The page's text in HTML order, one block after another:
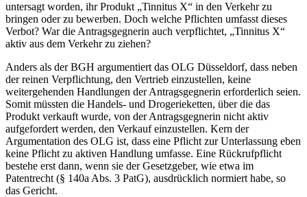
untersagt worden, ihr Produkt „Tinnitus X“ in den Verkehr zu
bringen oder zu bewerben. Doch welche Pflichten umfasst dieses
Verbot? War die Antragsgegnerin auch verpflichtet, „Tinnitus X“
aktiv aus dem Verkehr zu ziehen?
Anders als der BGH argumentiert das OLG Düsseldorf, dass neben
der reinen Verpflichtung, den Vertrieb einzustellen, keine
weitergehenden Handlungen der Antragsgegnerin erforderlich seien.
Somit müssten die Handels- und Drogerieketten, über die das
Produkt verkauft wurde, von der Antragsgegnerin nicht aktiv
aufgefordert werden, den Verkauf einzustellen. Kern der
Argumentation des OLG ist, dass eine Pflicht zur Unterlassung eben
keine Pflicht zu aktiven Handlung umfasse. Eine Rückrufpflicht
bestehe erst dann, wenn sie der Gesetzgeber, wie etwa im
Patentrecht (§ 140a Abs. 3 PatG), ausdrücklich normiert habe, so
das Gericht.